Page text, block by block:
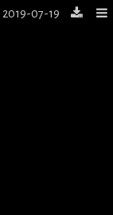
2019-07-19